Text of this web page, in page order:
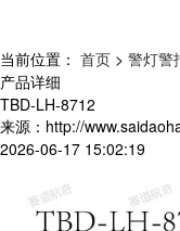
当前位置： 首页 > 警灯警
产品详细
TBD-LH-8712
来源： http://
2026-06-17 15:02:19